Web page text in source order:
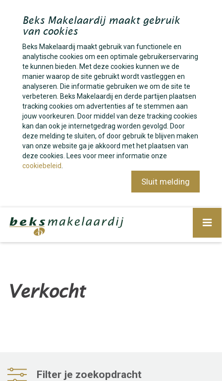
Beks Makelaardij maakt gebruik
van cookies
Beks Makelaardij maakt gebruik van functionele en
analytische cookies om een optimale gebruikerservaring
te kunnen bieden. Met deze cookies kunnen we de
manier waarop de site gebruikt wordt vastleggen en
analyseren. Die informatie gebruiken we om de site te
verbeteren. Beks Makelaardij en derde partijen plaatsen
tracking cookies om advertenties af te stemmen aan
jouw voorkeuren. Door middel van deze tracking cookies
kan dan ook je internetgedrag worden gevolgd. Door
deze melding te sluiten, of door gebruik te blijven maken
van onze website ga je akkoord met het plaatsen van
deze cookies. Lees voor meer informatie onze
cookiebeleid
Sluit melding
Verkocht
Filter je zoekopdracht